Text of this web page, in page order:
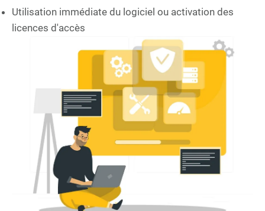
Utilisation immédiate du logiciel ou activation des
licences d'accès